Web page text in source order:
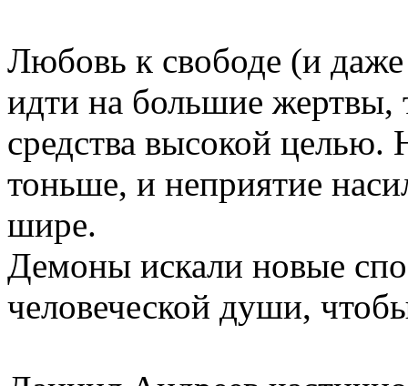
Любовь к свободе (и
идти на большие жертвы,
средства высокой
тоньше, и неприятие
шире.
Демоны искали новые
человеческой души,